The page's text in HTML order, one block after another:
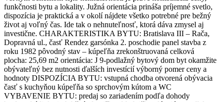
funkčnosti bytu a lokality. Južná orientácia prináša príjemné svetlo,
dispozícia je praktická a v okolí nájdete všetko potrebné pre bežný
život aj voľný čas. Ide tak o nehnuteľnosť, ktorá dáva zmysel aj
investične. CHARAKTERISTIKA BYTU: Bratislava III – Rača,
Dopravná ul., časť Rendez garsónka 2. poschodie panel stavba z
roku 1982 pôvodný stav – kúpeľňa zrekonštruovaná celková
plocha: 25,69 m2 orientácia: J 9-podlažný bytový dom byt okamžite
obývateľný bez nutnosti ďalších investícií výborný pomer ceny a
hodnoty DISPOZÍCIA BYTU: vstupná chodba otvorená obývacia
časť s kuchyňou kúpeľňa so sprchovým kútom a WC
VYBAVENIE BYTU: predaj so zariadením podľa dohody